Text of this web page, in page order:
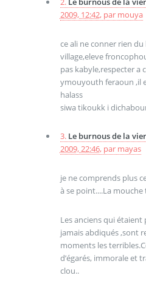
2009, 12:42, par mouya
ce ali ne conner rien
village,eleve
pas kabyle,respecter a
ymouyouth feraoun ,il
halass
siwa tikoukk i
3. Le burnous de la
2009, 22:46, par mayas
je ne comprends plus
à se point....La mouche
Les anciens qui étaient
jamais abdiqués ,sont
moments les
d’égarés, immorale et
clou..